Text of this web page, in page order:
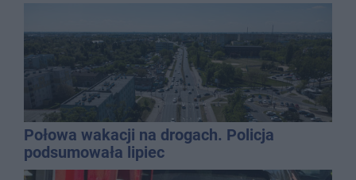
Połowa wakacji na drogach. Policja
podsumowała lipiec